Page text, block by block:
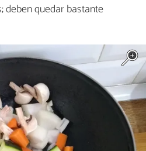
deben quedar bastante